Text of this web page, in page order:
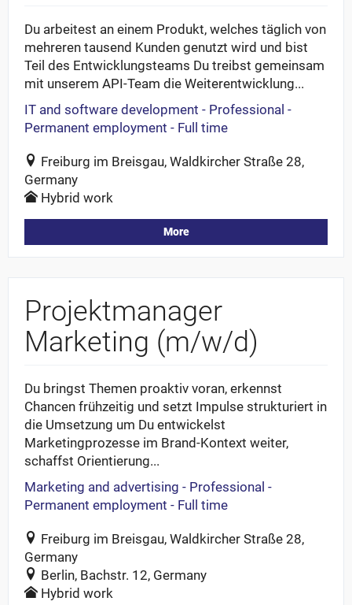
Du arbeitest an einem Produkt, welches täglich von
mehreren tausend Kunden genutzt wird und bist
Teil des Entwicklungsteams Du treibst gemeinsam
mit unserem API-Team die Weiterentwicklung...
IT and software development - Professional -
Permanent employment - Full time
Freiburg im Breisgau, Waldkircher Straße 28,
Germany
Hybrid work
More
Projektmanager
Marketing (m/w/d)
Du bringst Themen proaktiv voran, erkennst
Chancen frühzeitig und setzt Impulse strukturiert in
die Umsetzung um Du entwickelst
Marketingprozesse im Brand-Kontext weiter,
schaffst Orientierung...
Marketing and advertising - Professional -
Permanent employment - Full time
Freiburg im Breisgau, Waldkircher Straße 28,
Germany
Berlin, Bachstr. 12, Germany
Hybrid work